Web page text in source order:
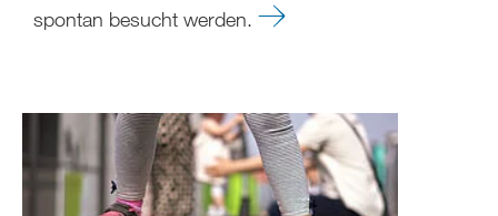
spontan besucht werden.